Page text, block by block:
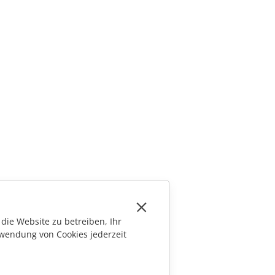
Website zu betreiben, Ihr
von Cookies jederzeit